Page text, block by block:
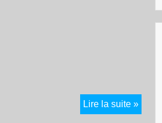
Lire la suite »Contre
les